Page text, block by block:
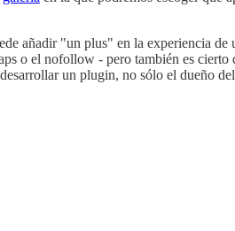
añadir "un plus" en la experiencia
o el nofollow - pero también es
un plugin, no sólo el dueño